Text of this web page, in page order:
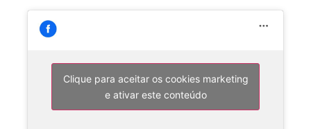
Clique para aceitar os cookies marketing
e ativar este conteúdo